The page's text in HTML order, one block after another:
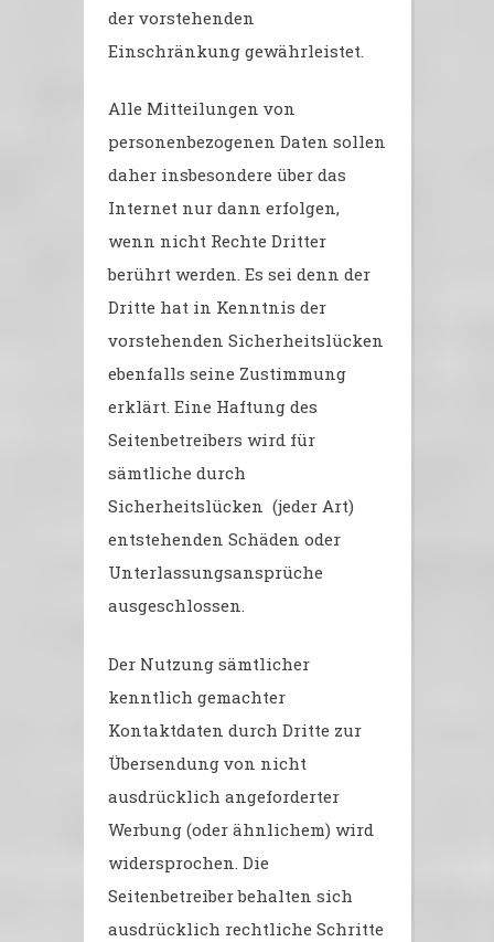
der vorstehenden
Einschränkung gewährleistet.
Alle Mitteilungen von
personenbezogenen Daten sollen
daher insbesondere über das
Internet nur dann erfolgen,
wenn nicht Rechte Dritter
berührt werden. Es sei denn der
Dritte hat in Kenntnis der
vorstehenden Sicherheitslücken
ebenfalls seine Zustimmung
erklärt. Eine Haftung des
Seitenbetreibers wird für
sämtliche durch
Sicherheitslücken (jeder Art)
entstehenden Schäden oder
Unterlassungsansprüche
ausgeschlossen.
Der Nutzung sämtlicher
kenntlich gemachter
Kontaktdaten durch Dritte zur
Übersendung von nicht
ausdrücklich angeforderter
Werbung (oder ähnlichem) wird
widersprochen. Die
Seitenbetreiber behalten sich
ausdrücklich rechtliche Schritte